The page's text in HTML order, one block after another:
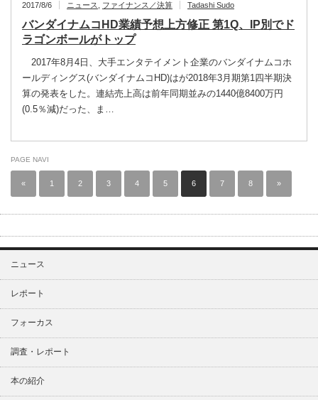
2017/8/6 ニュース ファイナンス／決算 Tadashi Sudo
バンダイナムコHD業績予想上方修正 第1Q、IP別でド
ラゴンボールがトップ
2017年8月4日、大手エンタテイメント企業のバンダイナムコホ
ールディングス(バンダイナムコHD)はが2018年3月期第1四半期決
算の発表をした。連結売上高は前年同期並みの1440億8400万円
(0.5％減)だった、ま…
PAGE NAVI
« 1 2 3 4 5 6 7 8 »
ニュース
レポート
フォーカス
調査・レポート
本の紹介